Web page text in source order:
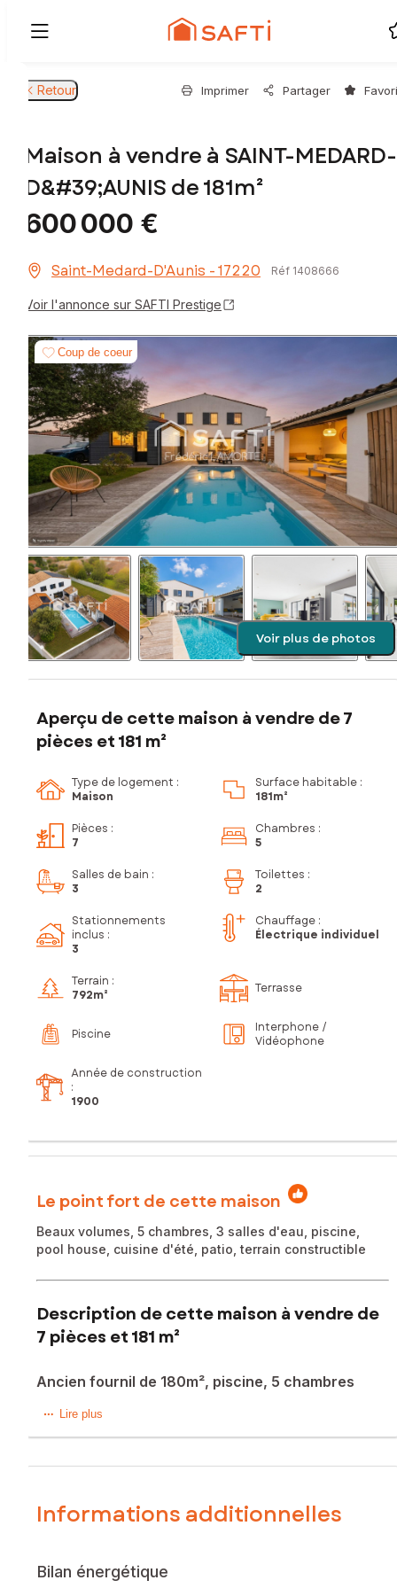
Retour Imprimer Partager
Maison à vendre à SAINT-MEDARD-
D&#39;AUNIS de 181m²
600 000 €
Saint-Medard-D'Aunis - 17220 Réf 1408666
Voir l'annonce sur SAFTI Prestige
Coup de coeur
Voir plus de photos
Aperçu de cette maison à vendre de 7
pièces et 181 m²
Type de logement :
Maison
Surface habitable :
181m²
Pièces :
7
Chambres :
5
Salles de bain :
3
Toilettes :
2
Stationnements
inclus :
3
Chauffage :
Électrique individuel
Terrain :
792m²
Terrasse
Piscine
Interphone /
Vidéophone
Année de construction
:
1900
Le point fort de cette maison
Beaux volumes, 5 chambres, 3 salles d'eau, piscine,
pool house, cuisine d'été, patio, terrain constructible
Description de cette maison à vendre de
7 pièces et 181 m²
Ancien fournil de 180m², piscine, 5 chambres
A 20 minutes de La Rochelle, sur la commune de Saint-
fournil entièrement réhabilité en 2012. Une maison pleine de
des moments conviviaux que des instants plus intimistes
notamment avec son poêle à pellets.
le ton. La pièce de vie, chaleureuse et ouverte, bénéficie
Lire plus
Informations additionnelles
Bilan énergétique